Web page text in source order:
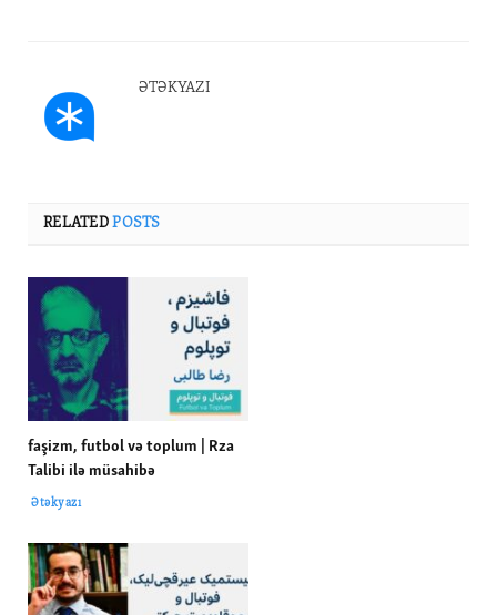
ƏTƏKYAZI
RELATEDPOSTS
faşizm, futbol və toplum | Rza
Talibi ilə müsahibə
Ətəkyazı